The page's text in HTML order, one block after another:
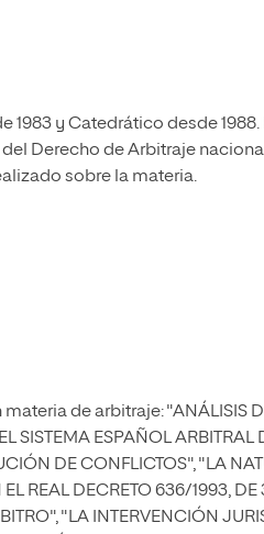
1983 y Catedrático desde
Derecho de Arbitraje
sobre la materia.
de arbitraje: "ANÁLISIS
SISTEMA ESPAÑOL
DE CONFLICTOS", "LA
REAL DECRETO 636/1993,
"LA INTERVENCIÓN